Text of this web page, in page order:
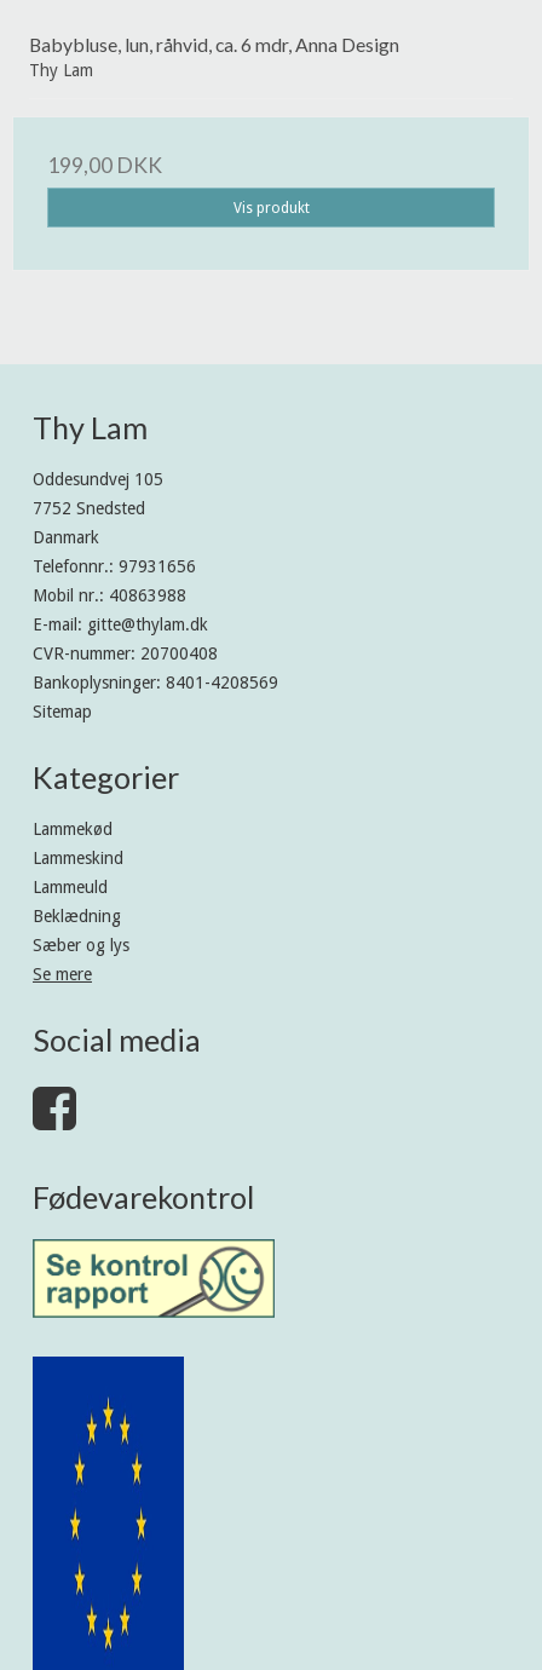
Babybluse, lun, råhvid, ca. 6 mdr, Anna Design
Thy Lam
199,00 DKK
Vis produkt
Thy Lam
Oddesundvej 105
7752 Snedsted
Danmark
Telefonnr.: 97931656
Mobil nr.: 40863988
E-mail : gitte@thylam.dk
CVR-nummer: 20700408
Bankoplysninger: 8401-4208569
Sitemap
Kategorier
Lammekød
Lammeskind
Lammeuld
Beklædning
Sæber og lys
Se mere
Social media
Fødevarekontrol